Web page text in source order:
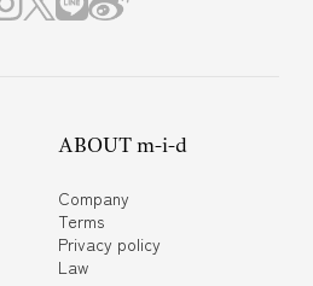
ABOUT m-i-d
Company
Terms
Privacy policy
Law